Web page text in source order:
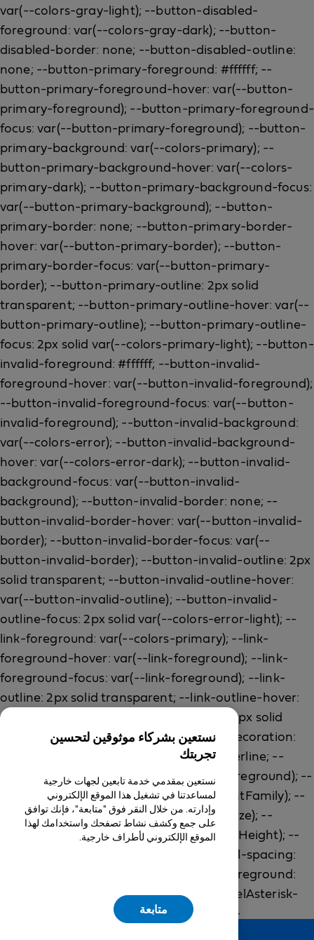
نستعين بشركاء موثوقين لتحسين
تجربتك
نستعين بمقدمي خدمة تابعين لجهات خارجية
لمساعدتنا في تشغيل هذا الموقع الإلكتروني
وإدارته. من خلال النقر فوق "متابعة"، فإنك توافق
على جمع وكشف نشاط تصفحك واستخدامك لهذا
الموقع الإلكتروني لأطراف خارجية.
متابعة